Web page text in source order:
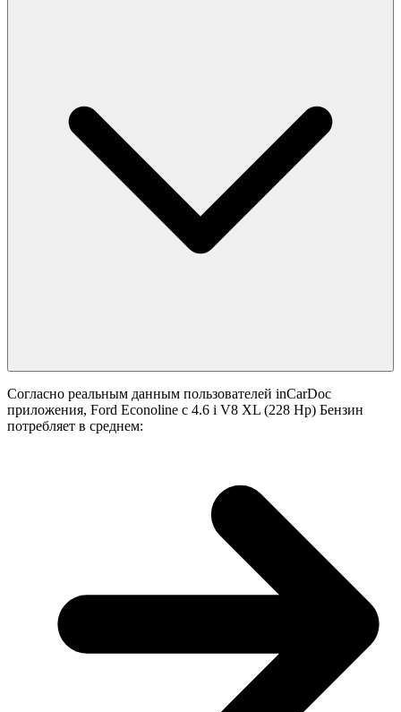
Согласно реальным данным пользователей inCarDoc
приложения, Ford Econoline с 4.6 i V8 XL (228 Hp) Бензин
потребляет в среднем: